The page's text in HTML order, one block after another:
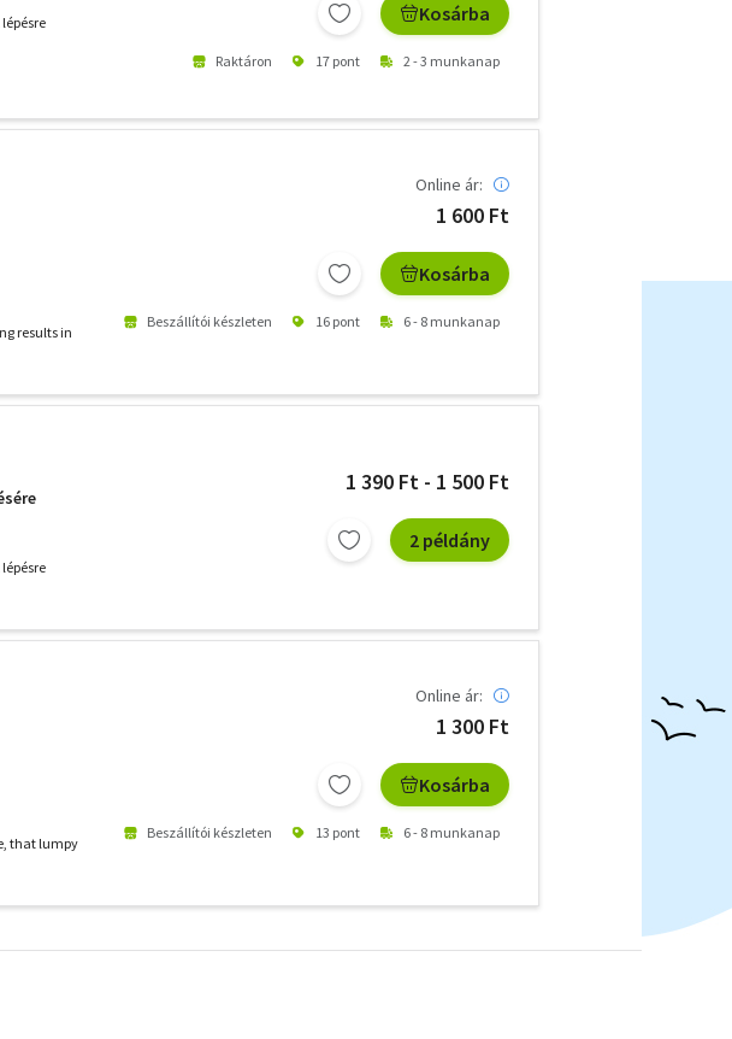
Kosárba
Raktáron 17 pont 2 - 3 munkanap
results in
Online ár:
1 600 Ft
Kosárba
Beszállítói készleten 16 pont 6 - 8 munkanap
1 390 Ft - 1 500 Ft
2 példány
that lumpy
Online ár:
1 300 Ft
Kosárba
Beszállítói készleten 13 pont 6 - 8 munkanap